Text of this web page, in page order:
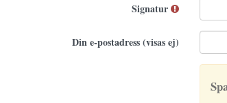
Signatur
Din e-postadress (visas ej)